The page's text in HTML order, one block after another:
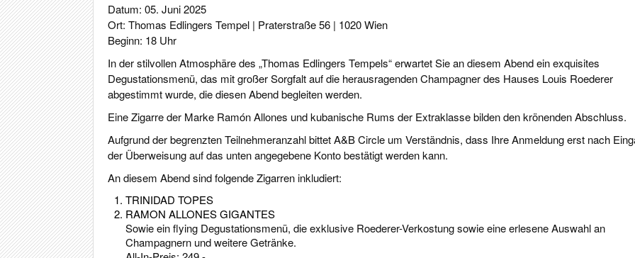
Datum: 05. Juni 2025
Ort: Thomas Edlingers Tempel | Praterstraße 56 | 1020 Wien
Beginn: 18 Uhr
In der stilvollen Atmosphäre des „Thomas Edlingers Tempels“ erwartet Sie an diesem Abend ein exquisites
Degustationsmenü, das mit großer Sorgfalt auf die herausragenden Champagner des Hauses Louis Roederer
abgestimmt wurde, die diesen Abend begleiten werden.
Eine Zigarre der Marke Ramón Allones und kubanische Rums der Extraklasse bilden den krönenden Abschluss.
Aufgrund der begrenzten Teilnehmeranzahl bittet A&B Circle um Verständnis, dass Ihre Anmeldung erst nach
der Überweisung auf das unten angegebene Konto bestätigt werden kann.
An diesem Abend sind folgende Zigarren inkludiert:
TRINIDAD TOPES
RAMON ALLONES GIGANTES
Sowie ein flying Degustationsmenü, die exklusive Roederer-Verkostung sowie eine erlesene Auswahl an
Champagnern und weitere Getränke.